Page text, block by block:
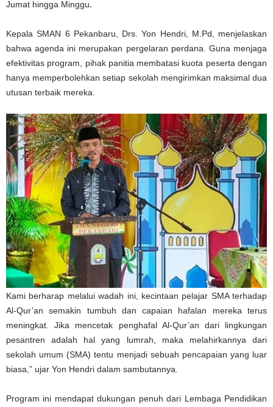
Jumat hingga Minggu.
Kepala SMAN 6 Pekanbaru, Drs. Yon Hendri, M.Pd, menjelaskan
bahwa agenda ini merupakan pergelaran perdana. Guna menjaga
efektivitas program, pihak panitia membatasi kuota peserta dengan
hanya memperbolehkan setiap sekolah mengirimkan maksimal dua
utusan terbaik mereka.
Kami berharap melalui wadah ini, kecintaan pelajar SMA terhadap
Al-Qur’an semakin tumbuh dan capaian hafalan mereka terus
meningkat. Jika mencetak penghafal Al-Qur’an dari lingkungan
pesantren adalah hal yang lumrah, maka melahirkannya dari
sekolah umum (SMA) tentu menjadi sebuah pencapaian yang luar
biasa,” ujar Yon Hendri dalam sambutannya.
Program ini mendapat dukungan penuh dari Lembaga Pendidikan